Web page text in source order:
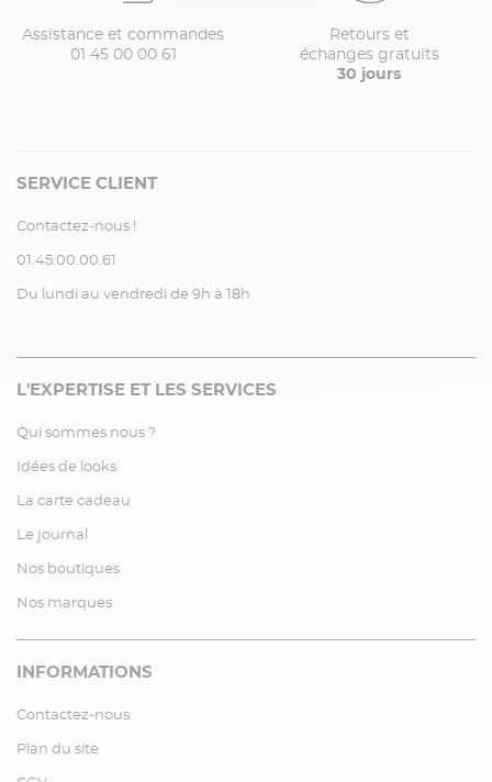
Assistance et commandes
01 45 00 00 61
Retours et
échanges gratuits
30 jours
SERVICE CLIENT
Contactez-nous !
01.45.00.00.61
Du lundi au vendredi de 9h à 18h
L'EXPERTISE ET LES SERVICES
Qui sommes nous ?
Idées de looks
La carte cadeau
Le journal
Nos boutiques
Nos marques
INFORMATIONS
Contactez-nous
Plan du site